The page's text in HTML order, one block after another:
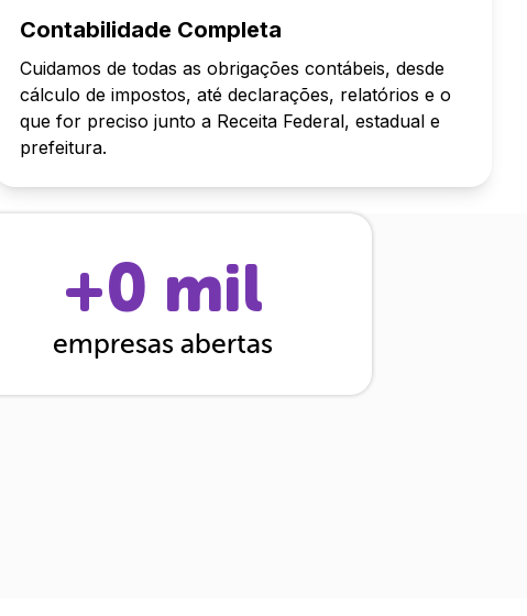
Contabilidade Completa
Cuidamos de todas as obrigações contábeis, desde
cálculo de impostos, até declarações, relatórios e o
que for preciso junto a Receita Federal, estadual e
prefeitura.
+0 mil
empresas abertas